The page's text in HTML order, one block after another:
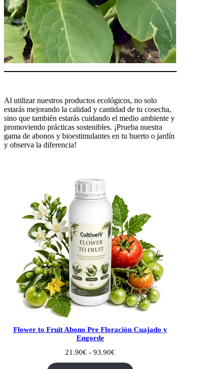
Al utilizar nuestros productos ecológicos, no solo
estarás mejorando la calidad y cantidad de tu cosecha,
sino que también estarás cuidando el medio ambiente y
promoviendo prácticas sostenibles. ¡Prueba nuestra
gama de abonos y bioestimulantes en tu huerto o jardín
y observa la diferencia!
Flower to Fruit Abono Pre Floración Cuajado y
Engorde
21.90€ - 93.90€Rango